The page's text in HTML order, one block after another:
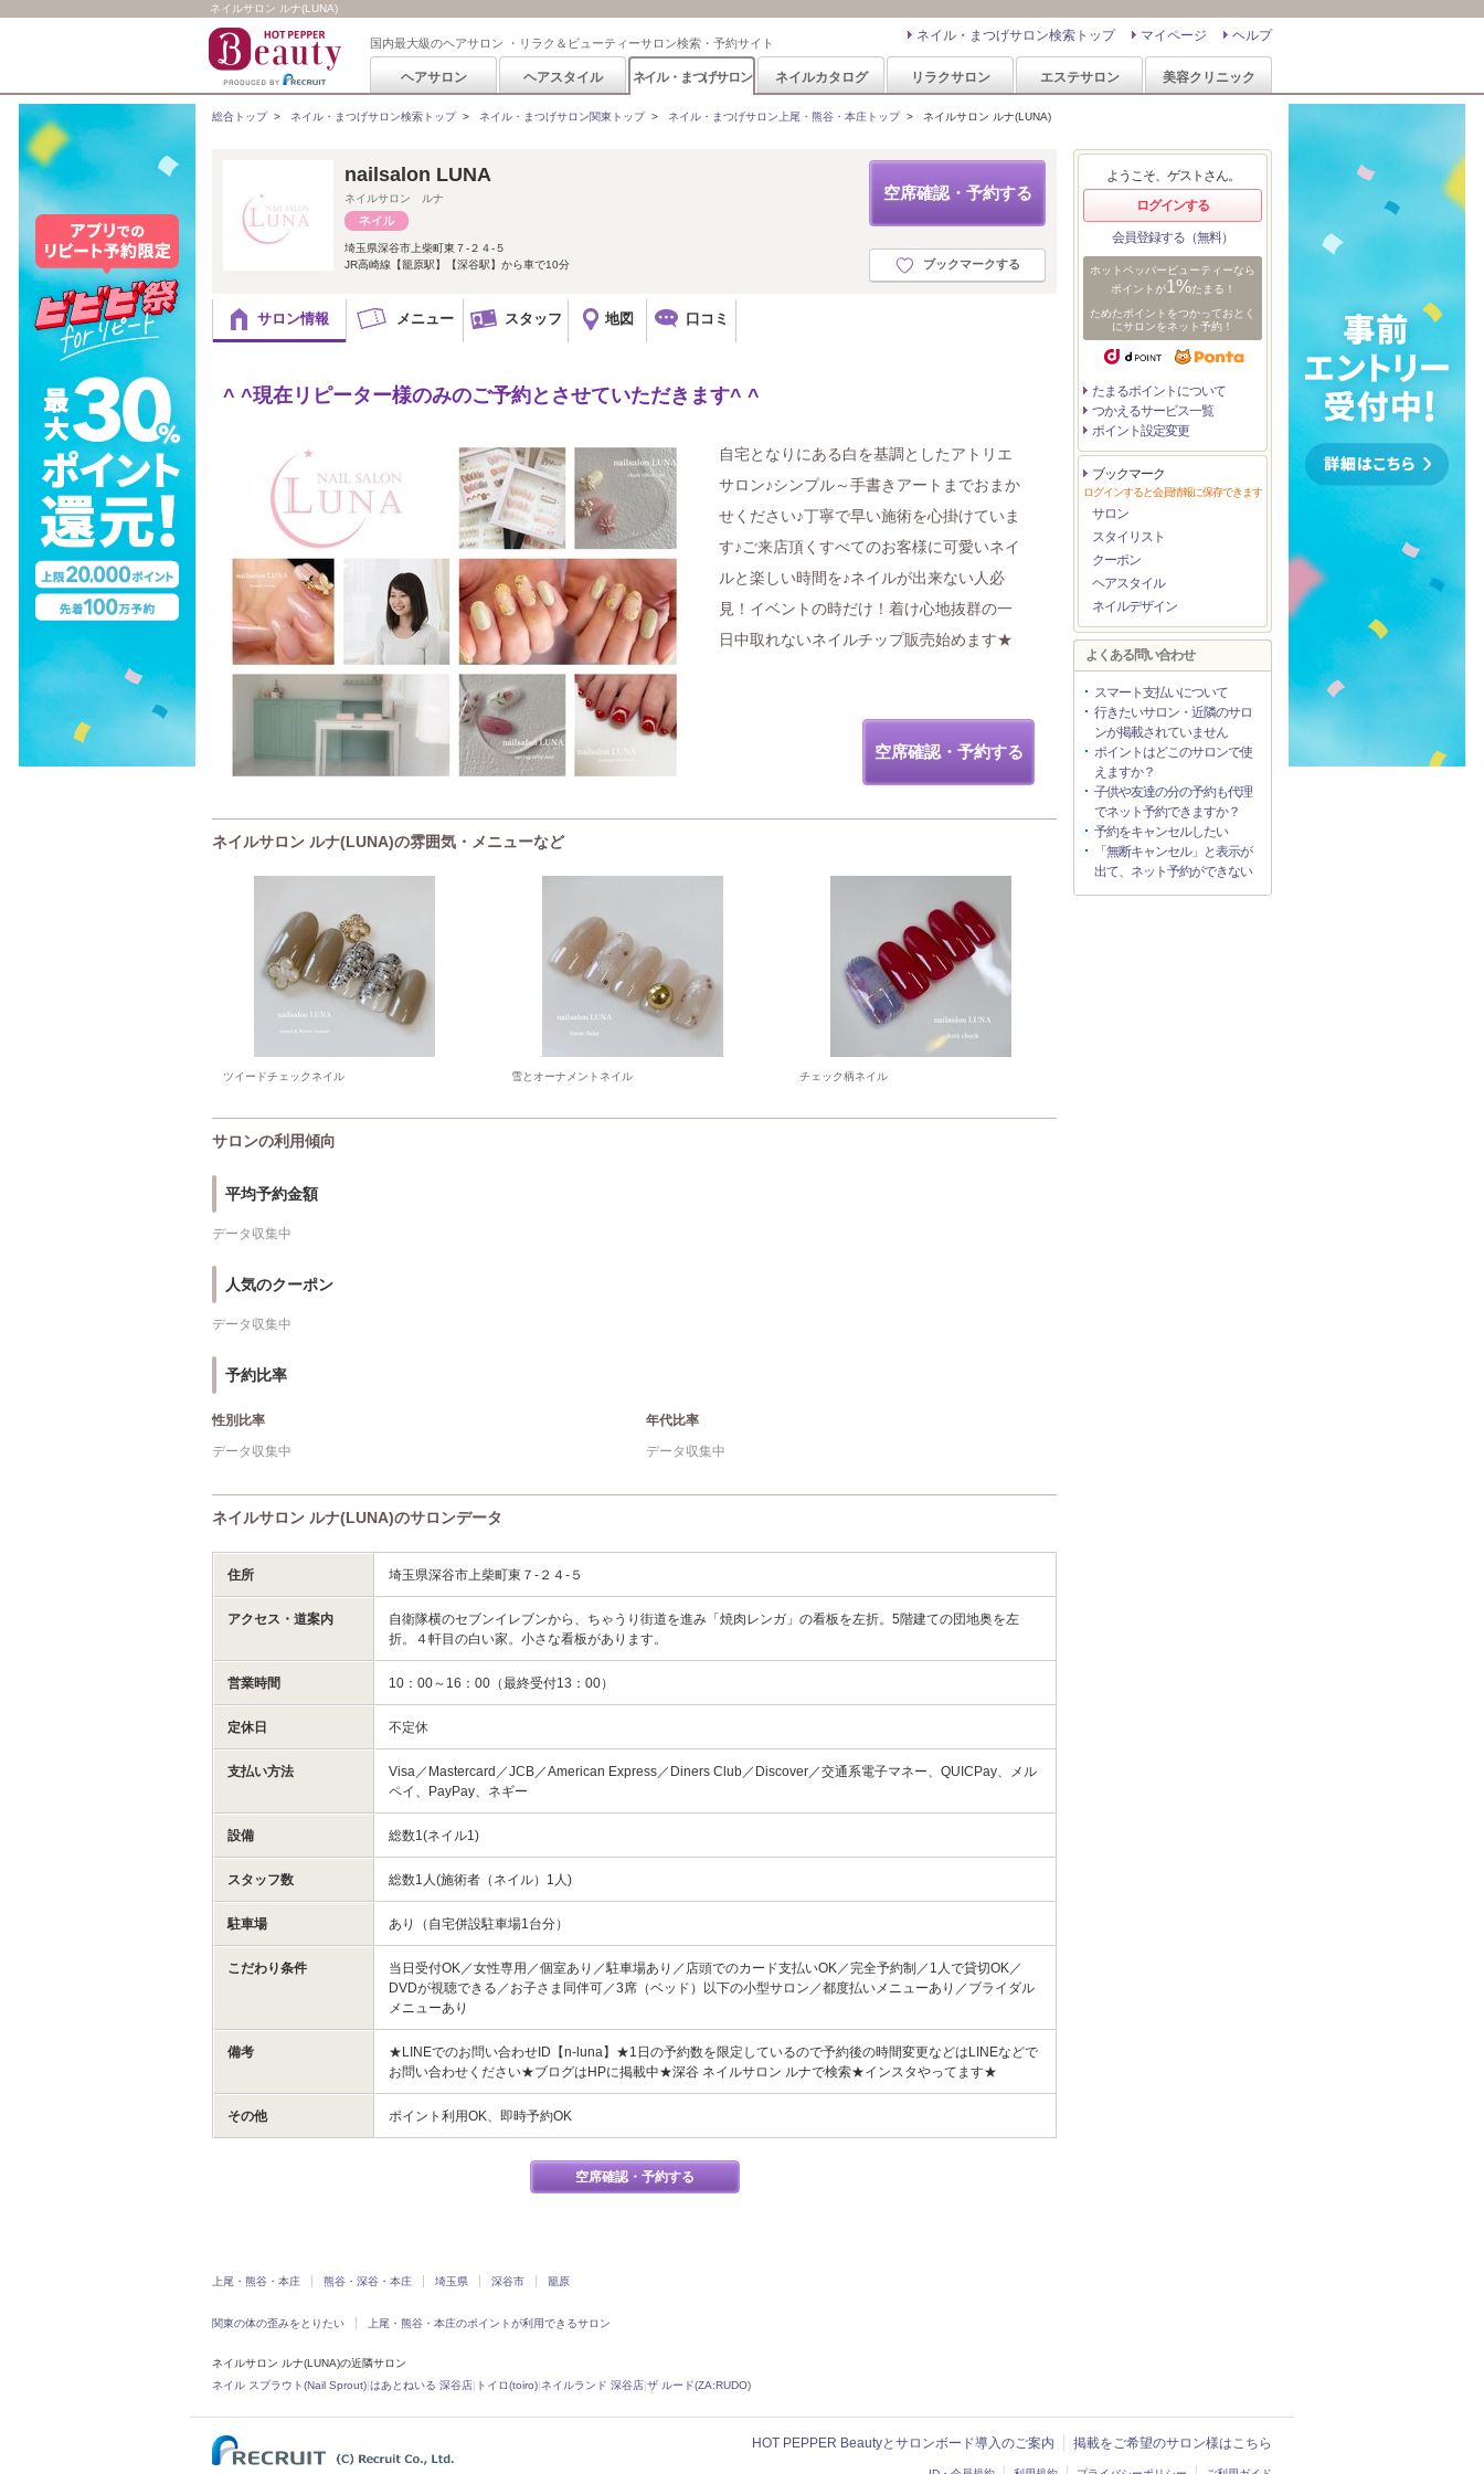
ネイルサロン ルナ(LUNA)
国内最大級のヘアサロン ・リラク＆ビューティーサロン検索・予約サイト ヘルプ
マイページ
ネイル・まつげサロン検索トップ
ヘアサロン ヘアスタイル ネイル・まつげサロン ネイルカタログ リラクサロン エステサロン 美容クリニック
総合トップ> ネイル・まつげサロン検索トップ> ネイル・まつげサロン関東トップ> ネイル・まつげサロン上尾・熊谷・本庄トップ> ネイルサロン ルナ(LUNA)
空席確認・予約する
ブックマークする
nailsalon LUNA
ネイルサロン ルナ
埼玉県深谷市上柴町東７-２４-５
JR高崎線【籠原駅】【深谷駅】から車で10分
サロン情報 メニュー スタッフ 地図 口コミ
^ ^現在リピーター様のみのご予約とさせていただきます^ ^
自宅となりにある白を基調としたアトリエ
サロン♪シンプル～手書きアートまでおまか
せください♪丁寧で早い施術を心掛けていま
す♪ご来店頂くすべてのお客様に可愛いネイ
ルと楽しい時間を♪ネイルが出来ない人必
見！イベントの時だけ！着け心地抜群の一
日中取れないネイルチップ販売始めます★
空席確認・予約する
ネイルサロン ルナ(LUNA)の雰囲気・メニューなど
ツイードチェックネイル 雪とオーナメントネイル チェック柄ネイル
サロンの利用傾向
平均予約金額
データ収集中
人気のクーポン
データ収集中
予約比率
性別比率
データ収集中
年代比率
データ収集中
ネイルサロン ルナ(LUNA)のサロンデータ
住所 埼玉県深谷市上柴町東７-２４-５
アクセス・道案内
自衛隊横のセブンイレブンから、ちゃうり街道を進み「焼肉レンガ」の看板を左折。5階建ての団地奥を左
折。４軒目の白い家。小さな看板があります。
営業時間 10：00～16：00（最終受付13：00）
定休日 不定休
支払い方法
Visa／Mastercard／JCB／American Express／Diners Club／Discover／交通系電子マネー、QUICPay、メル
ペイ、PayPay、ネギー
設備 総数1(ネイル1)
スタッフ数 総数1人(施術者（ネイル）1人)
駐車場 あり（自宅併設駐車場1台分）
こだわり条件
当日受付OK／女性専用／個室あり／駐車場あり／店頭でのカード支払いOK／完全予約制／1人で貸切OK／
DVDが視聴できる／お子さま同伴可／3席（ベッド）以下の小型サロン／都度払いメニューあり／ブライダル
メニューあり
備考
★LINEでのお問い合わせID【n-luna】★1日の予約数を限定しているので予約後の時間変更などはLINEなどで
お問い合わせください★ブログはHPに掲載中★深谷 ネイルサロン ルナで検索★インスタやってます★
その他 ポイント利用OK、即時予約OK
空席確認・予約する
ようこそ、ゲストさん。
ログインする
会員登録する（無料）
ホットペッパービューティーなら
ポイントが1%たまる！
ためたポイントをつかっておとく
にサロンをネット予約！
たまるポイントについて
つかえるサービス一覧
ポイント設定変更
ブックマーク
ログインすると会員情報に保存できます
サロン
スタイリスト
クーポン
ヘアスタイル
ネイルデザイン
よくある問い合わせ
スマート支払いについて
行きたいサロン・近隣のサロ
ンが掲載されていません
ポイントはどこのサロンで使
えますか？
子供や友達の分の予約も代理
でネット予約できますか？
予約をキャンセルしたい
「無断キャンセル」と表示が
出て、ネット予約ができない
上尾・熊谷・本庄 熊谷・深谷・本庄 埼玉県 深谷市 籠原
関東の体の歪みをとりたい 上尾・熊谷・本庄のポイントが利用できるサロン
ネイルサロン ルナ(LUNA)の近隣サロン
ネイル スプラウト(Nail Sprout)|はあとねいる 深谷店| トイロ(toiro)|ネイルランド 深谷店|ザ ルード(ZA:RUDO)
HOT PEPPER Beautyとサロンボード導入のご案内 掲載をご希望のサロン様はこちら